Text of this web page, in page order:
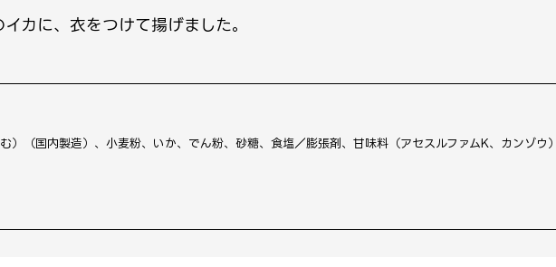
カに、衣をつけて揚げました。
）（国内製造）、小麦粉、いか、でん粉、砂糖、食塩／膨張剤、甘味料（アセスルファムK、カンゾウ